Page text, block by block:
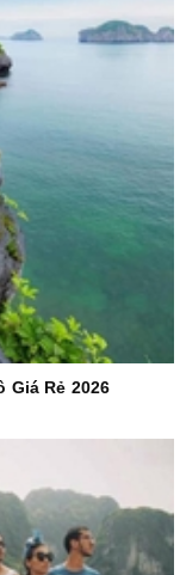
Giá Rẻ 2026